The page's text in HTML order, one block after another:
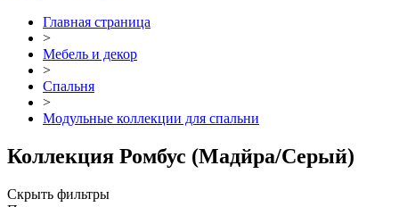
Главная страница
>
Мебель и декор
>
Спальня
>
Модульные коллекции для спальни
Коллекция Ромбус (Мадйра/Серый)
Скрыть фильтры